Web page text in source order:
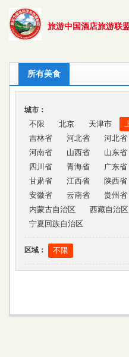
旅游中国酒店旅游联
所有美食
城市：
不限 北京 天津市
吉林省
河北省 河北省
河南省
山西省 山东省
四川省
青海省 广东省
甘肃省
江西省 陕西省
安徽省
云南省 贵州省
内蒙古自治区
西藏自治区
宁夏回族自治区
区域： 不限